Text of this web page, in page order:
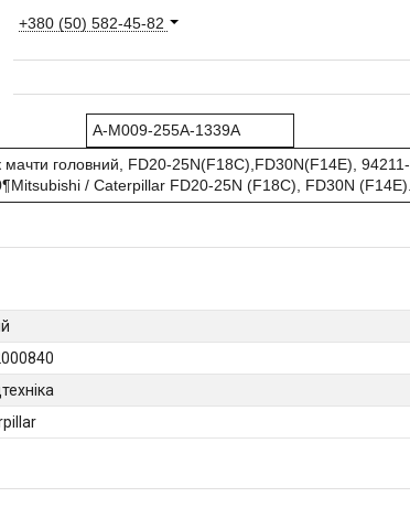
+380 (50) 582-45-82
A-M009-255A-1339A
мачти головний, FD20-25N(F18C),FD30N(F14E), 94211-
/ Caterpillar FD20-25N (F18C), FD30N (F14E).